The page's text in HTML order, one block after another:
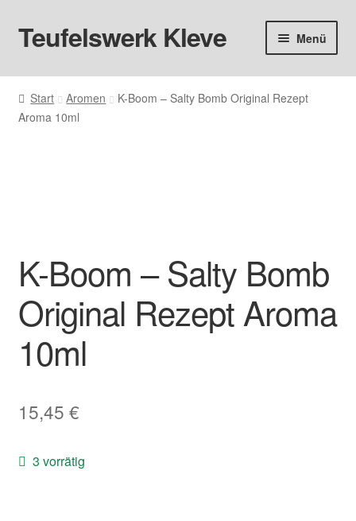
Zur
Navigation
Zum
Inhalt
Teufelswerk Kleve Menü
Startseite
Hardware
Aromen
Basen & Nikotin
Zubehör
Kundenkarte
Kontaktformular
Start Aromen
K-Boom – Salty Bomb Original Rezept
Aroma 10ml
K-Boom – Salty Bomb
Original Rezept Aroma
10ml
15,45 €
3 vorrätig